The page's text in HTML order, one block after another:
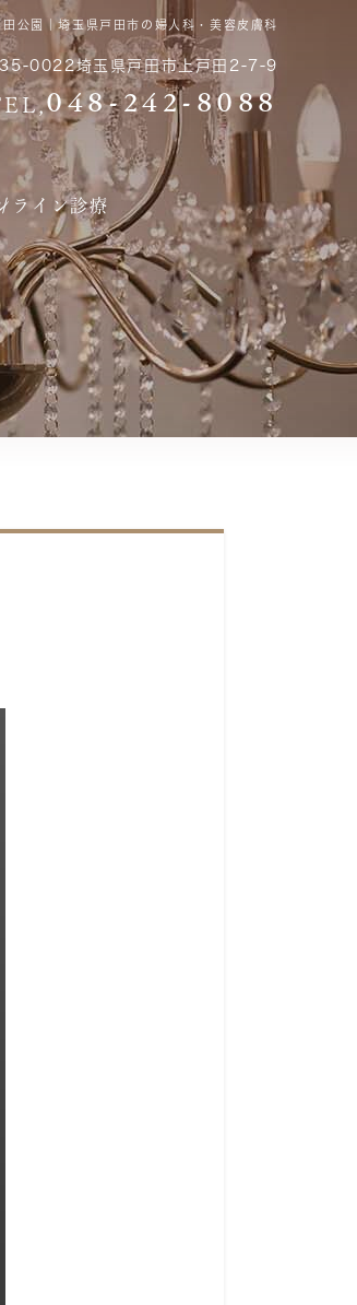
公園｜埼玉県戸田市の婦人科・美容皮膚科
0022埼玉県戸田市上戸田2-7-9
048-242-8088
ライン診療